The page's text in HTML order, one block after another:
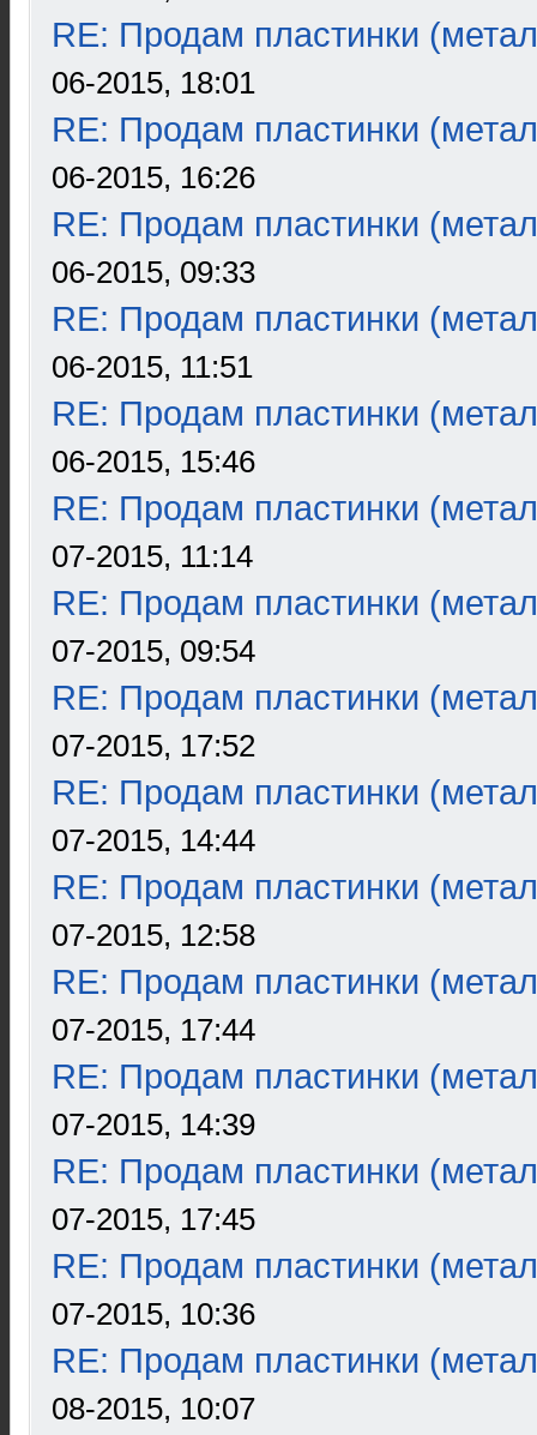
RE: Продам пластинки
06-2015, 18:01
RE: Продам пластинки
06-2015, 16:26
RE: Продам пластинки
06-2015, 09:33
RE: Продам пластинки
06-2015, 11:51
RE: Продам пластинки
06-2015, 15:46
RE: Продам пластинки
07-2015, 11:14
RE: Продам пластинки
07-2015, 09:54
RE: Продам пластинки
07-2015, 17:52
RE: Продам пластинки
07-2015, 14:44
RE: Продам пластинки
07-2015, 12:58
RE: Продам пластинки
07-2015, 17:44
RE: Продам пластинки
07-2015, 14:39
RE: Продам пластинки
07-2015, 17:45
RE: Продам пластинки
07-2015, 10:36
RE: Продам пластинки
08-2015, 10:07